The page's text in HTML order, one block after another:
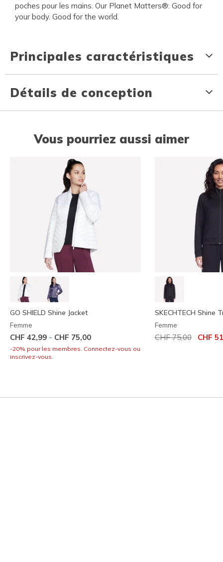
poches pour les mains. Our Planet Matters®: Good for
your body. Good for the world.
Principales caractéristiques
Détails de conception
Vous pourriez aussi aimer
GO SHIELD Shine Jacket
Femme
CHF 42,99 - CHF 75,00
-20% pour les membres. Connectez-vous ou
inscrivez-vous.
SKECHTECH Shine
Femme
Prix réduit de
CHF 75,00à CHF